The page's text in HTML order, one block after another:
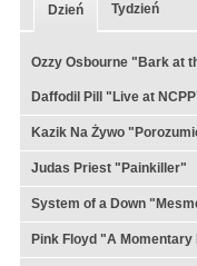
Dzień Tydzień
Ozzy Osbourne "Bark at
Daffodil Pill "Live at
Kazik Na Żywo
Judas Priest "Painkiller"
System of a Down
Pink Floyd "A Momentary